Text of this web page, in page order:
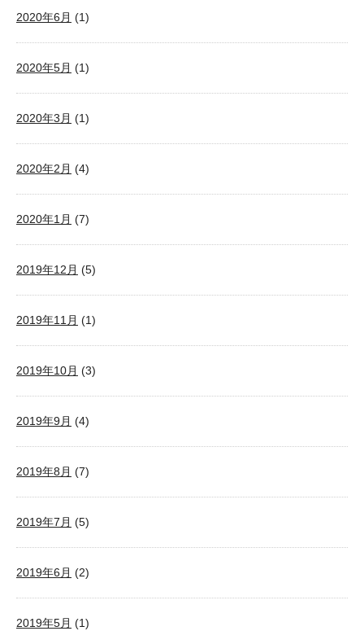
2020年6月 (1)
2020年5月 (1)
2020年3月 (1)
2020年2月 (4)
2020年1月 (7)
2019年12月 (5)
2019年11月 (1)
2019年10月 (3)
2019年9月 (4)
2019年8月 (7)
2019年7月 (5)
2019年6月 (2)
2019年5月 (1)